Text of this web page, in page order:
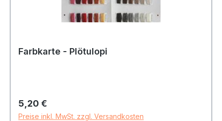
Farbkarte - Plötulopi
Regulärer Preis:
5,20 €
Preise inkl. MwSt. zzgl. Versandkosten